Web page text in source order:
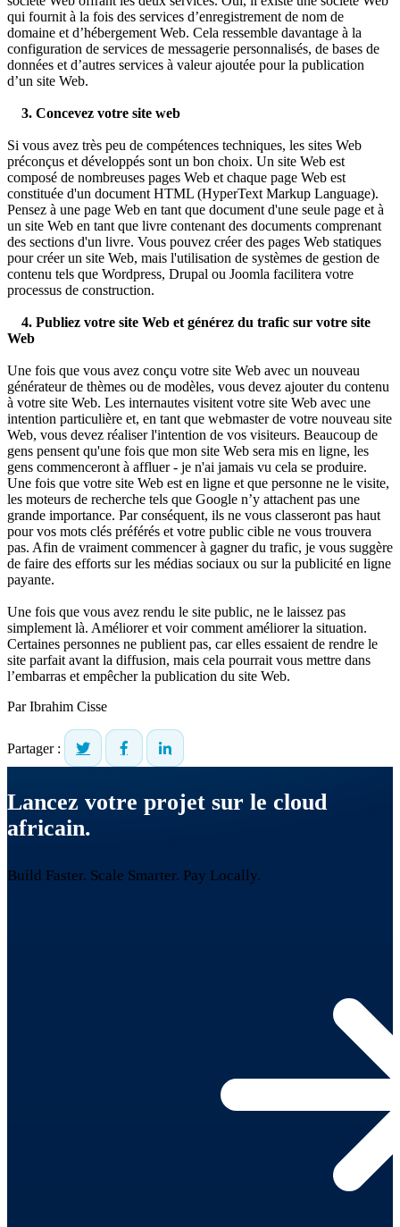
qui fournit à la fois des services d’enregistrement de nom de
domaine et d’hébergement Web. Cela ressemble davantage à la
configuration de services de messagerie personnalisés, de bases de
données et d’autres services à valeur ajoutée pour la publication
d’un site Web.
3. Concevez votre site web
Si vous avez très peu de compétences techniques, les sites Web
préconçus et développés sont un bon choix. Un site Web est
composé de nombreuses pages Web et chaque page Web est
constituée d'un document HTML (HyperText Markup Language).
Pensez à une page Web en tant que document d'une seule page et à
un site Web en tant que livre contenant des documents comprenant
des sections d'un livre. Vous pouvez créer des pages Web statiques
pour créer un site Web, mais l'utilisation de systèmes de gestion de
contenu tels que Wordpress, Drupal ou Joomla facilitera votre
processus de construction.
4. Publiez votre site Web et générez du trafic sur votre site
Web
Une fois que vous avez conçu votre site Web avec un nouveau
générateur de thèmes ou de modèles, vous devez ajouter du contenu
à votre site Web. Les internautes visitent votre site Web avec une
intention particulière et, en tant que webmaster de votre nouveau site
Web, vous devez réaliser l'intention de vos visiteurs. Beaucoup de
gens pensent qu'une fois que mon site Web sera mis en ligne, les
gens commenceront à affluer - je n'ai jamais vu cela se produire.
Une fois que votre site Web est en ligne et que personne ne le visite,
les moteurs de recherche tels que Google n’y attachent pas une
grande importance. Par conséquent, ils ne vous classeront pas haut
pour vos mots clés préférés et votre public cible ne vous trouvera
pas. Afin de vraiment commencer à gagner du trafic, je vous suggère
de faire des efforts sur les médias sociaux ou sur la publicité en ligne
payante.
Une fois que vous avez rendu le site public, ne le laissez pas
simplement là. Améliorer et voir comment améliorer la situation.
Certaines personnes ne publient pas, car elles essaient de rendre le
site parfait avant la diffusion, mais cela pourrait vous mettre dans
l’embarras et empêcher la publication du site Web.
ParIbrahim Cisse
Partager :
Lancez votre projet sur le cloud
africain.
Build Faster. Scale Smarter. Pay Locally.